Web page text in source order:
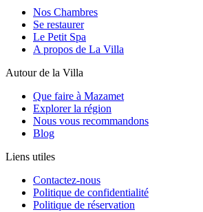
Nos Chambres
Se restaurer
Le Petit Spa
A propos de La Villa
Autour de la Villa
Que faire à Mazamet
Explorer la région
Nous vous recommandons
Blog
Liens utiles
Contactez-nous
Politique de confidentialité
Politique de réservation